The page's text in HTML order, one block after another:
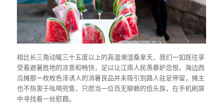
相比长三角动辄三十五度以上的高温潮湿桑拿天，我们一如既往享
受着避暑胜地的凉意和畅快，足以让江南人民羡慕妒忌恨。海边西
瓜摊那一枚枚色泽诱人的消暑良品并未吸引到路人驻足停留，摊主
也不热衷于吆喝兜售，只愿当一位百无聊赖的低头族，在手机刷屏
中寻找着一丝慰藉。